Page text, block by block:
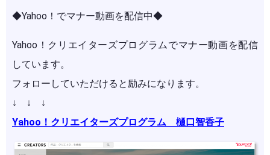
◆Yahoo！でマナー動画を配信中◆
Yahoo！クリエイターズプログラムでマナー動画を配信
しています。
フォローしていただけると励みになります。
↓ ↓ ↓
Yahoo！クリエイターズプログラム 樋口智香子